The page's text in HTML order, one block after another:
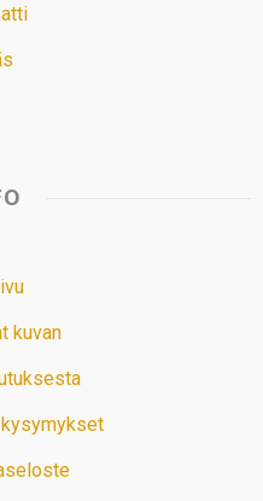
kuvan